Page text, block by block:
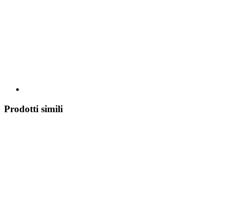
Prodotti simili